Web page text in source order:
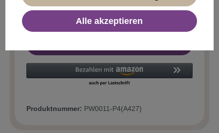
Produktnummer: PW0011-P4(A427)
Alle akzeptieren